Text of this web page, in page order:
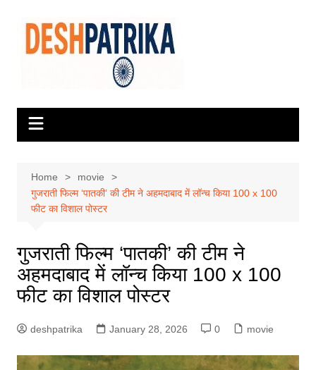
content
Home
movie
गुजराती फिल्म ‘पातकी’ की टीम ने अहमदाबाद में लॉन्च किया 100 x 100
फीट का विशाल पोस्टर
गुजराती फिल्म ‘पातकी’ की टीम ने
अहमदाबाद में लॉन्च किया 100 x 100
फीट का विशाल पोस्टर
deshpatrika January 28, 2026 0 movie